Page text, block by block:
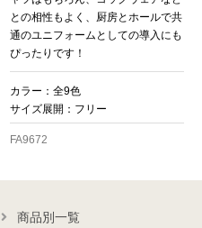
との相性もよく、厨房とホールで共
通のユニフォームとしての導入にも
ぴったりです！
カラー：全9色
サイズ展開：フリー
FA9672
商品別一覧